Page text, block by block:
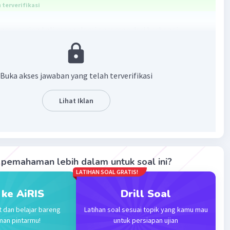
terverifikasi
yang dapat mempengaruhi kelestarian mereka.
beberapa tindakan manusia yang dapat mengancam
hewan migran, beserta upaya untuk menjaga kelestarian
terhadap Hewan Migran:
Habitat Alami:
oleh hewan migran.
air, dan tanah dapat merusak kualitas habitat
membahayakan kesehatan hewan migran.
Buka akses jawaban yang telah terverifikasi
Lihat Iklan
lebih dalam untuk soal ini?
AiRIS
dan belajar bareng
pintarmu!
LATIHAN SOAL GRATIS!
Drill Soal
Latihan soal sesuai topik yang kamu mau
untuk persiapan ujian